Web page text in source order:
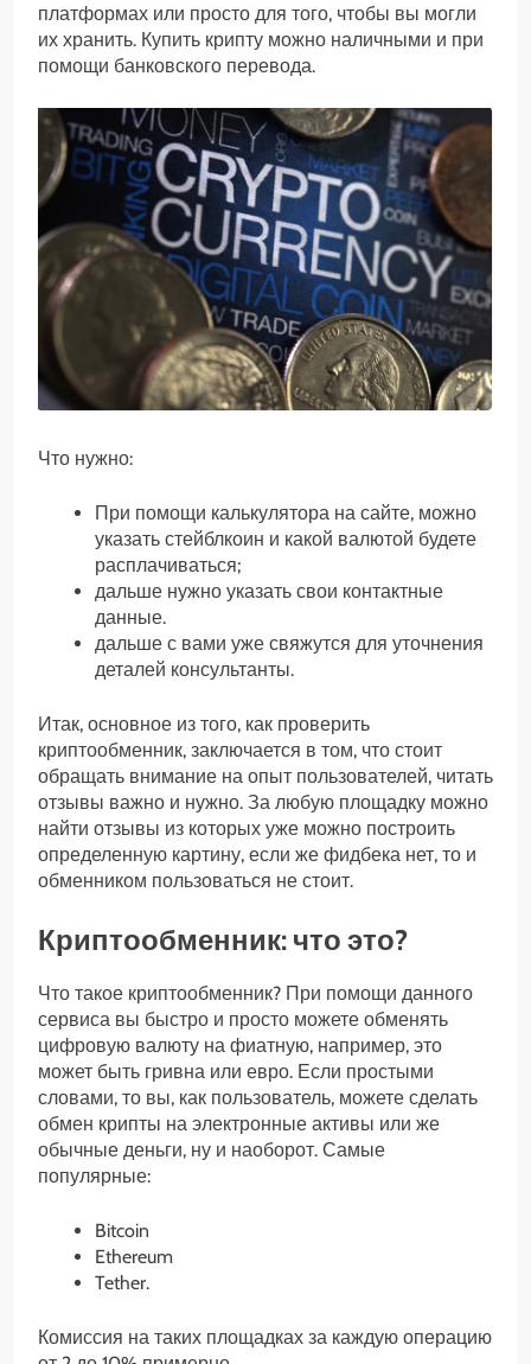
платформах или просто для того, чтобы вы могли
их хранить. Купить крипту можно наличными и при
помощи банковского перевода.
Что нужно:
При помощи калькулятора на сайте, можно
указать стейблкоин и какой валютой будете
расплачиваться;
дальше нужно указать свои контактные
данные.
дальше с вами уже свяжутся для уточнения
деталей консультанты.
Итак, основное из того, как проверить
криптообменник, заключается в том, что стоит
обращать внимание на опыт пользователей, читать
отзывы важно и нужно. За любую площадку можно
найти отзывы из которых уже можно построить
определенную картину, если же фидбека нет, то и
обменником пользоваться не стоит.
Криптообменник: что это?
Что такое криптообменник? При помощи данного
сервиса вы быстро и просто можете обменять
цифровую валюту на фиатную, например, это
может быть гривна или евро. Если простыми
словами, то вы, как пользователь, можете сделать
обмен крипты на электронные активы или же
обычные деньги, ну и наоборот. Самые
популярные:
Bitcoin
Ethereum
Tether.
Комиссия на таких площадках за каждую операцию